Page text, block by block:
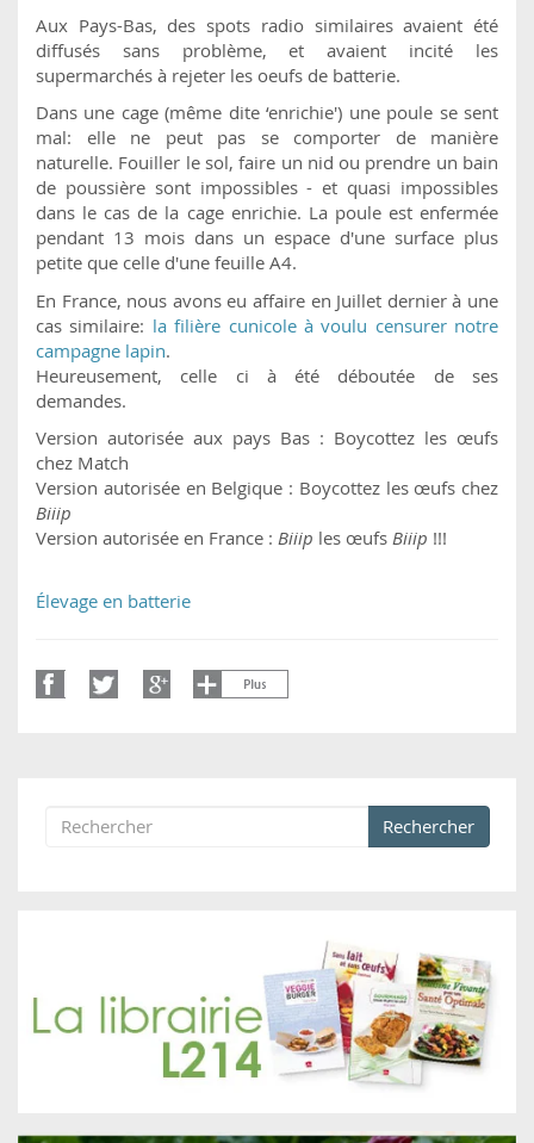
Aux Pays-Bas, des spots radio similaires avaient été
diffusés sans problème, et avaient incité les
supermarchés à rejeter les oeufs de batterie.
Dans une cage (même dite ‘enrichie') une poule se sent
mal: elle ne peut pas se comporter de manière
naturelle. Fouiller le sol, faire un nid ou prendre un bain
de poussière sont impossibles - et quasi impossibles
dans le cas de la cage enrichie. La poule est enfermée
pendant 13 mois dans un espace d'une surface plus
petite que celle d'une feuille A4.
En France, nous avons eu affaire en Juillet dernier à une
cas similaire: la filière cunicole à voulu censurer notre
campagne lapin.
Heureusement, celle ci à été déboutée de ses
demandes.
Version autorisée aux pays Bas : Boycottez les œufs
chez Match
Version autorisée en Belgique : Boycottez les œufs chez
Biiip
Version autorisée en France : Biiip les œufs Biiip !!!
Élevage en batterie
Formulaire de recherche
Rechercher